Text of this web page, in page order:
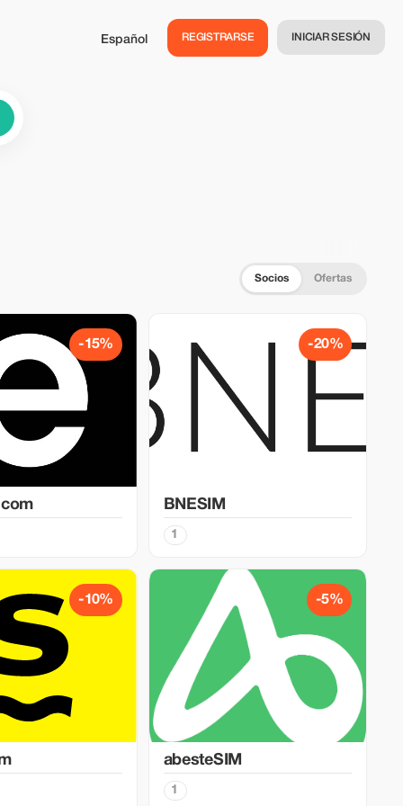
Español REGISTRARSE INICIAR SESIÓN
Socios Ofertas
-15% -20%
BNESIM
1
-10% -5%
abesteSIM
1